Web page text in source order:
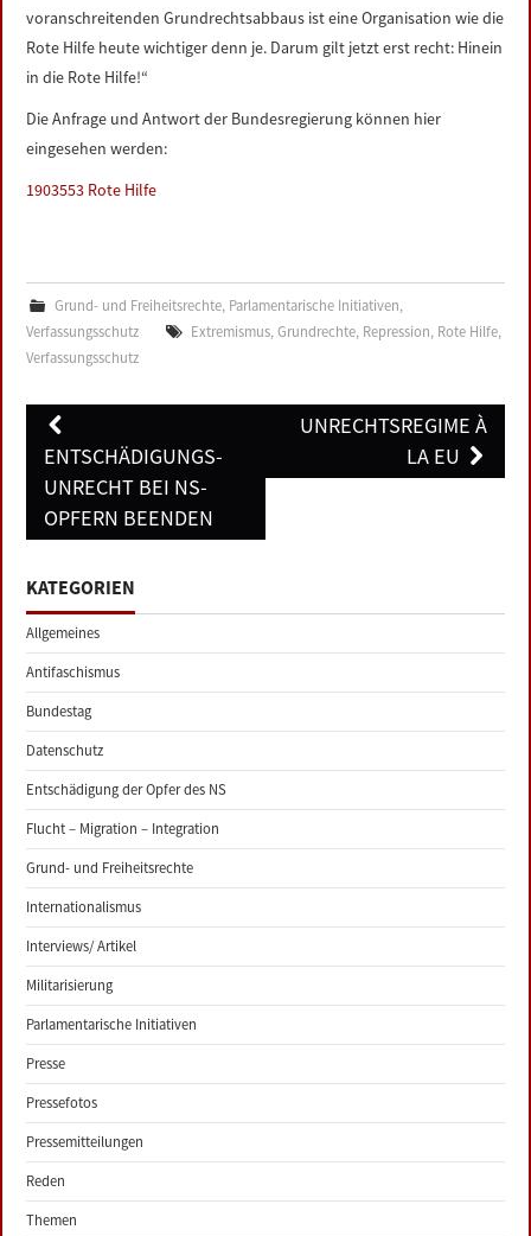
voranschreitenden Grundrechtsabbaus ist eine Organisation wie die
Rote Hilfe heute wichtiger denn je. Darum gilt jetzt erst recht: Hinein
in die Rote Hilfe!“
Die Anfrage und Antwort der Bundesregierung können hier
eingesehen werden:
1903553 Rote Hilfe
Grund- und Freiheitsrechte, Parlamentarische Initiativen,
Verfassungsschutz
Extremismus, Grundrechte, Repression, Rote Hilfe,
Verfassungsschutz
Post
navigation
ENTSCHÄDIGUNGS-
UNRECHT BEI NS-
OPFERN BEENDEN
UNRECHTSREGIME À
LA EU
KATEGORIEN
Allgemeines
Antifaschismus
Bundestag
Datenschutz
Entschädigung der Opfer des NS
Flucht – Migration – Integration
Grund- und Freiheitsrechte
Internationalismus
Interviews/ Artikel
Militarisierung
Parlamentarische Initiativen
Presse
Pressefotos
Pressemitteilungen
Reden
Themen